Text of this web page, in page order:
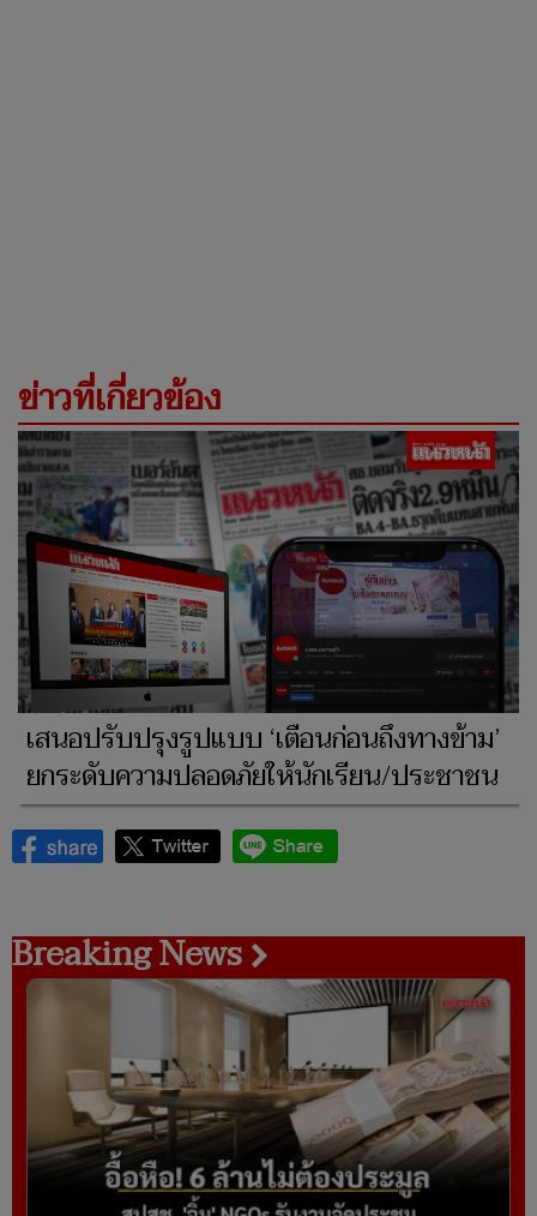
ข่าวที่เกี่ยวข้อง
เสนอปรับปรุงรูปแบบ ‘เตือนก่อนถึงทางข้าม’
ยกระดับความปลอดภัยให้นักเรียน/ประชาชน
Breaking News